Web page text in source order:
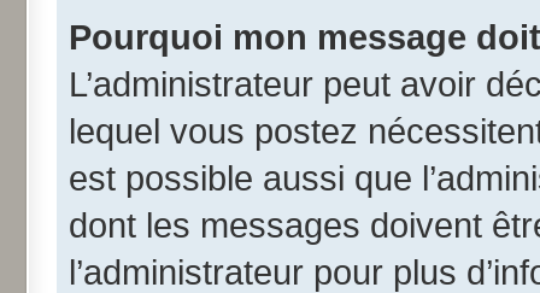
Pourquoi mon message
L’administrateur peut avoir
lequel vous postez
est possible aussi que
dont les messages doivent
l’administrateur pour plus